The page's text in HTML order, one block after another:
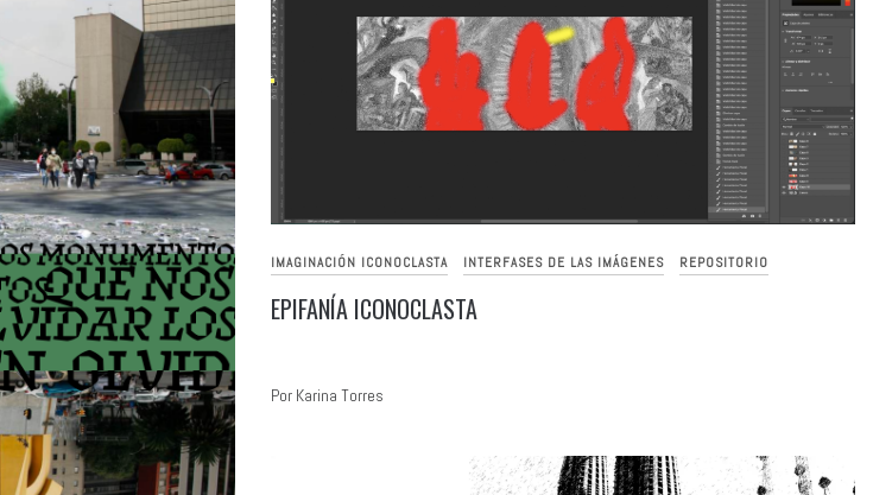
IMAGINACIÓN ICONOCLASTA INTERFASES DE LAS IMÁGENES REPOSITORIO
EPIFANÍA ICONOCLASTA
Por Karina Torres